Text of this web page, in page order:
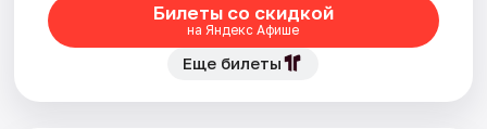
Билеты со скидкой
на Яндекс Афише
Еще билеты